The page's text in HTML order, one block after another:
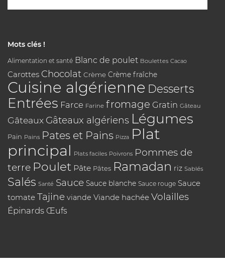
Mots clés !
Alimentation et santé Blanc de poulet Boulettes Cacao
Carottes Chocolat Crème Crème fraîche
Cuisine algérienne Desserts
Entrées Farce Farine fromage Gratin Gâteau
Gâteaux Gâteaux algériens Légumes
Pain Pains Pates et Pains Pizza Plat
principal Plats faciles Poivrons Pommes de
terre Poulet Pâte Pâtes Ramadan riz Sablés
Salés Santé Sauce Sauce blanche Sauce rouge Sauce
tomate Tajine viande Viande hachée Volailles
Épinards Œufs